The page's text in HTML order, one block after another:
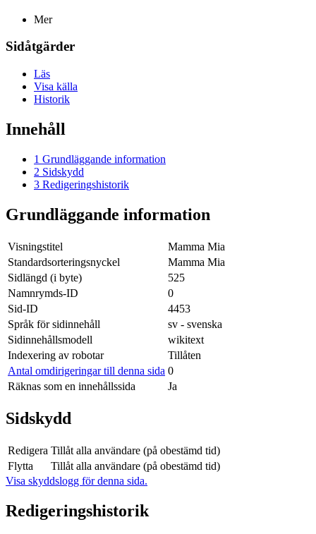
Mer
Sidåtgärder
Läs
Visa källa
Historik
Innehåll
1 Grundläggande information
2 Sidskydd
3 Redigeringshistorik
Grundläggande information
Visningstitel
Mamma Mia
Standardsorteringsnyckel
Mamma Mia
Sidlängd (i byte)
525
Namnrymds-ID
0
Sid-ID
4453
Språk för sidinnehåll
sv - svenska
Sidinnehållsmodell
wikitext
Indexering av robotar
Tillåten
Antal omdirigeringar till denna sida 0
Räknas som en innehållssida
Ja
Sidskydd
Redigera Tillåt alla användare (på obestämd tid)
Flytta
Tillåt alla användare (på obestämd tid)
Visa skyddslogg för denna sida.
Redigeringshistorik